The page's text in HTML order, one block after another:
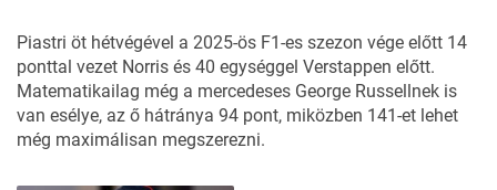
Piastri öt hétvégével a 2025-ös F1-es szezon vége előtt 14
ponttal vezet Norris és 40 egységgel Verstappen előtt.
Matematikailag még a mercedeses George Russellnek is
van esélye, az ő hátránya 94 pont, miközben 141-et lehet
még maximálisan megszerezni.